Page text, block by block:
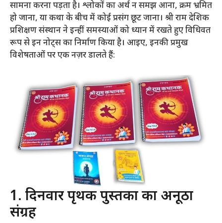
सामना करना पड़ता है। श्लोकों का अर्थ न समझ आना, क्रम भ्रमित
हो जाना, या कथा के बीच में कोई प्रसंग छूट जाना। श्री राम देशिक
प्रशिक्षण संस्थान ने इन्हीं समस्याओं को ध्यान में रखते हुए विधिवत
रूप से इन नोट्स का निर्माण किया है। आइए, इनकी प्रमुख
विशेषताओं पर एक नज़र डालते हैं:
1. दिनवार पृथक पुस्तकों का अनूठा
संग्रह